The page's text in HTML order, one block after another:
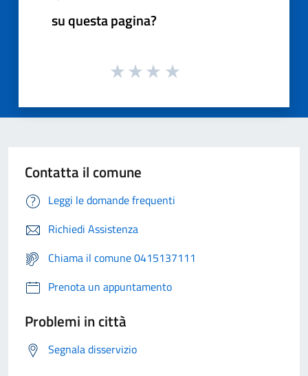
su questa pagina?
Contatta il comune
Leggi le domande frequenti
Richiedi Assistenza
Chiama il comune 0415137111
Prenota un appuntamento
Problemi in città
Segnala disservizio